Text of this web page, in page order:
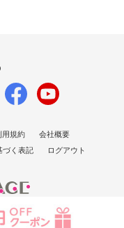
用規約
会社概要
づく表記 ログアウト